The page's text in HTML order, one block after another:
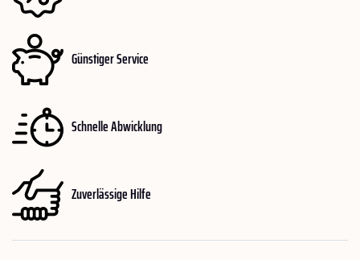
Günstiger Service
Schnelle Abwicklung
Zuverlässige Hilfe